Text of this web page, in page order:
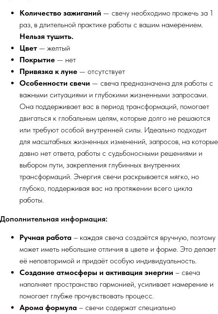
Количество зажиганий — свечу необходимо прожечь за 1
раз, в длительной практике работы с вашим намерением.
Нельзя тушить.
Цвет — желтый
Покрытие — нет
Привязка к луне — отсутствует
Особенности свечи — свеча предназначена для работы с
важными ситуациями и глубокими жизненными запросами.
Она поддерживает вас в период трансформаций, помогает
двигаться к глобальным целям, которые долго не решаются
или требуют особой внутренней силы. Идеально подходит
для масштабных жизненных изменений, запросов, на которые
давно нет ответа, работы с судьбоносными решениями и
выбором пути, закрепления глубинных внутренних
трансформаций. Энергия свечи раскрывается мягко, но
глубоко, поддерживая вас на протяжении всего цикла
работы.
Дополнительная информация:
Ручная работа – каждая свеча создаётся вручную, поэтому
может иметь небольшие отличия в цвете и форме. Это делает
её неповторимой и придаёт особую индивидуальность.
Создание атмосферы и активация энергии – свеча
наполняет пространство гармонией, усиливает намерение и
помогает глубже прочувствовать процесс.
Арома формула – свечи содержат специально